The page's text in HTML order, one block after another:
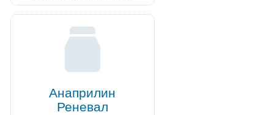
Анаприлин
Реневал